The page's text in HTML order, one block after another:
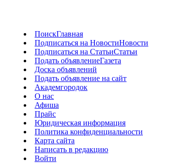
ПоискГлавная
Подписаться на НовостиНовости
Подписаться на СтатьиСтатьи
Подать объявлениеГазета
Доска объявлений
Подать объявление на сайт
Академгородок
О нас
Афиша
Прайс
Юридическая информация
Политика конфиденциальности
Карта сайта
Написать в редакцию
Войти